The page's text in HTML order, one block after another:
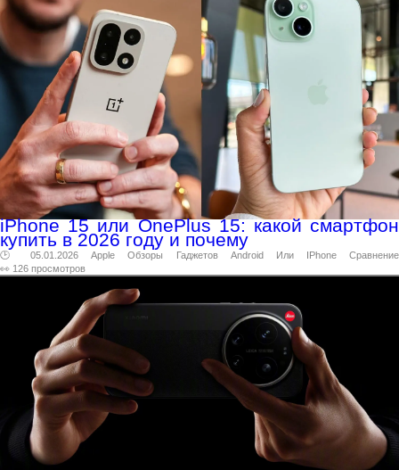
iPhone 15 или OnePlus 15: какой смартфон
купить в 2026 году и почему
🕑 05.01.2026 Apple Обзоры Гаджетов Android Или IPhone
Сравнение
👀 126 просмотров